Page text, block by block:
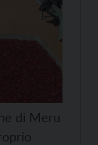
di Meru